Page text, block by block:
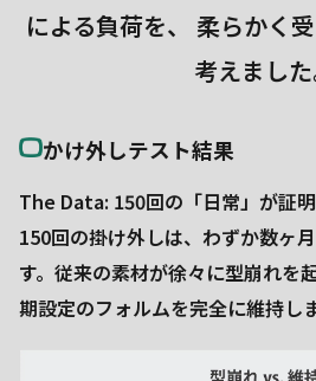
による負荷を、
柔らかく
考えました
かけ外しテスト結果
The Data: 150回の「日常」が証
150回の掛け外しは、わずか数ヶ
す。従来の素材が徐々に型崩れを
期設定のフォルムを完全に維持し